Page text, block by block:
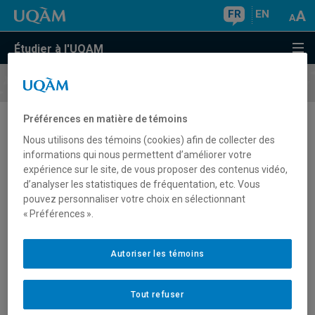
FR EN
Étudier à l'UQAM
Faire une
Après avoir été admis
Après avoir reçu unelettre de décisionvous indiquant que
vous êtes admis dans un programme d’études, vous
recevrez uneautorisation d’inscription
inscrire à des cours pour le trimestre auquel vous avez
été admis pour valider votre choix de programme.
Sachez également que plusieurs programmes organisent
pendant les mois de mai et juin une activité d’accueil à
l’intention des nouveaux admis.
Préférences en matière de témoins
Nous utilisons des témoins (cookies) afin de collecter des
informations qui nous permettent d’améliorer votre
expérience sur le site, de vous proposer des contenus vidéo,
d’analyser les statistiques de fréquentation, etc. Vous
pouvez personnaliser votre choix en sélectionnant
« Préférences ».
Tout refuser
Autoriser les témoins